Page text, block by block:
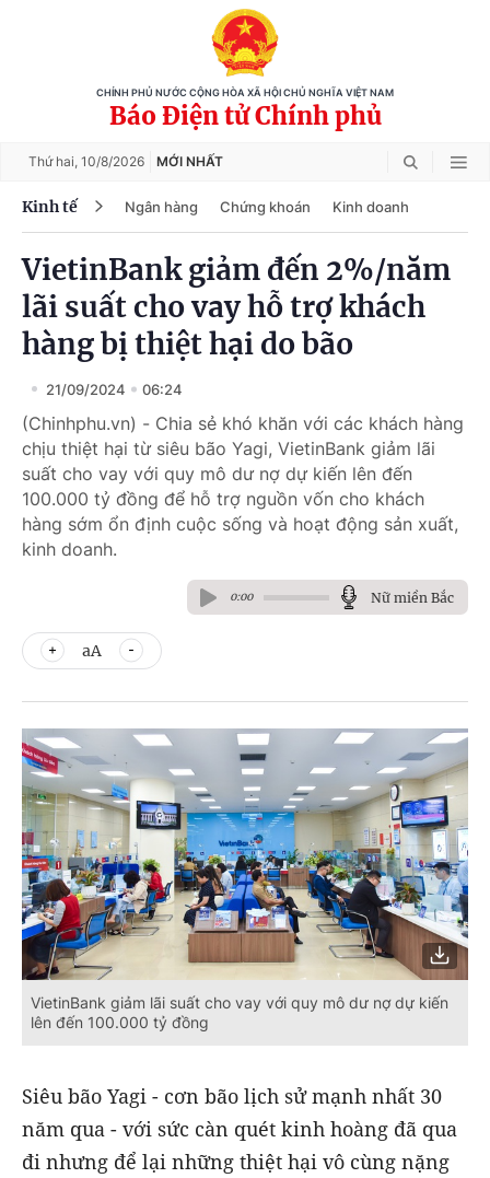
CHÍNH PHỦ NƯỚC CỘNG HÒA XÃ HỘI CHỦ NGHĨA VIỆT NAM
Báo Điện tử Chính phủ
Thứ hai, 10/8/2026 MỚI NHẤT
Kinh tế Ngân hàng Chứng khoán Kinh doanh
VietinBank giảm đến 2%/năm
lãi suất cho vay hỗ trợ khách
hàng bị thiệt hại do bão
21/09/2024 06:24
(Chinhphu.vn) - Chia sẻ khó khăn với các khách hàng
chịu thiệt hại từ siêu bão Yagi, VietinBank giảm lãi
suất cho vay với quy mô dư nợ dự kiến lên đến
100.000 tỷ đồng để hỗ trợ nguồn vốn cho khách
hàng sớm ổn định cuộc sống và hoạt động sản xuất,
kinh doanh.
0:00 Nữ miền Bắc
aA
VietinBank giảm lãi suất cho vay với quy mô dư nợ dự kiến
lên đến 100.000 tỷ đồng
Siêu bão Yagi - cơn bão lịch sử mạnh nhất 30
năm qua - với sức càn quét kinh hoàng đã qua
đi nhưng để lại những thiệt hại vô cùng nặng